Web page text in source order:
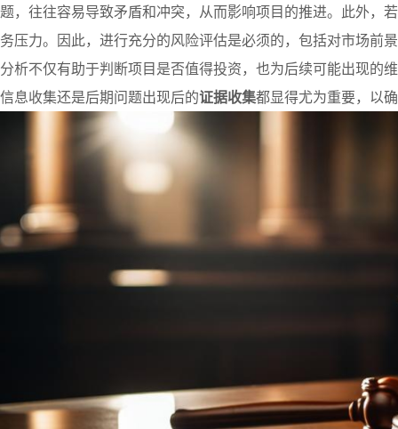
题，往往容易导致矛盾和冲突，从而影响项目的推进。此外，
务压力。因此，进行充分的风险评估是必须的，包括对市场前
分析不仅有助于判断项目是否值得投资，也为后续可能出现的
信息收集还是后期问题出现后的证据收集都显得尤为重要，以